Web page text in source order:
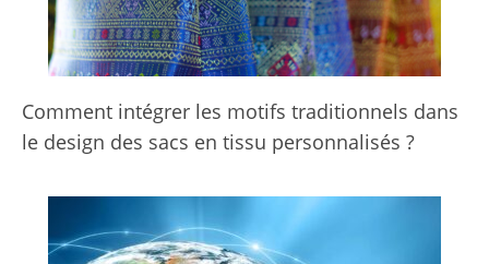
Comment intégrer les motifs traditionnels dans
le design des sacs en tissu personnalisés ?